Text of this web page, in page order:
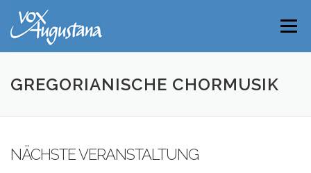
Inhalt
Menü
GREGORIANISCHE CHORMUSIK
NÄCHSTE VERANSTALTUNG